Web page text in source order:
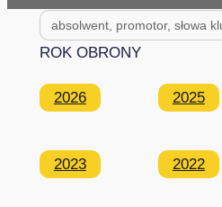
Search
for:
ROK OBRONY
2026 2025
2023 2022